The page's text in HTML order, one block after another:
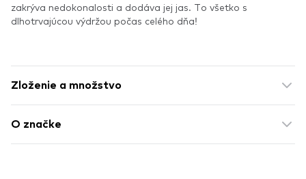
zakrýva nedokonalosti a dodáva jej jas. To všetko s
dlhotrvajúcou výdržou počas celého dňa!
Zloženie a množstvo
O značke